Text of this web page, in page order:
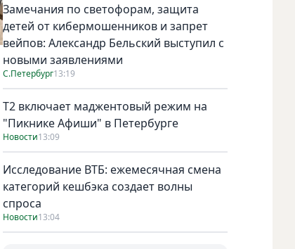
Замечания по светофорам, защита
детей от кибермошенников и запрет
вейпов: Александр Бельский выступил с
новыми заявлениями
С.Петербург13:19
Т2 включает маджентовый режим на
"Пикнике Афиши" в Петербурге
Новости13:09
Исследование ВТБ: ежемесячная смена
категорий кешбэка создает волны
спроса
Новости13:04